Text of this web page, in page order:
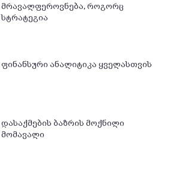
მრავალფეროვნება, როგორც
სტრატეგია
ფინანსური ანალიტიკა ყველასთვის
დასაქმების ბაზრის მოქნილი
მომავალი